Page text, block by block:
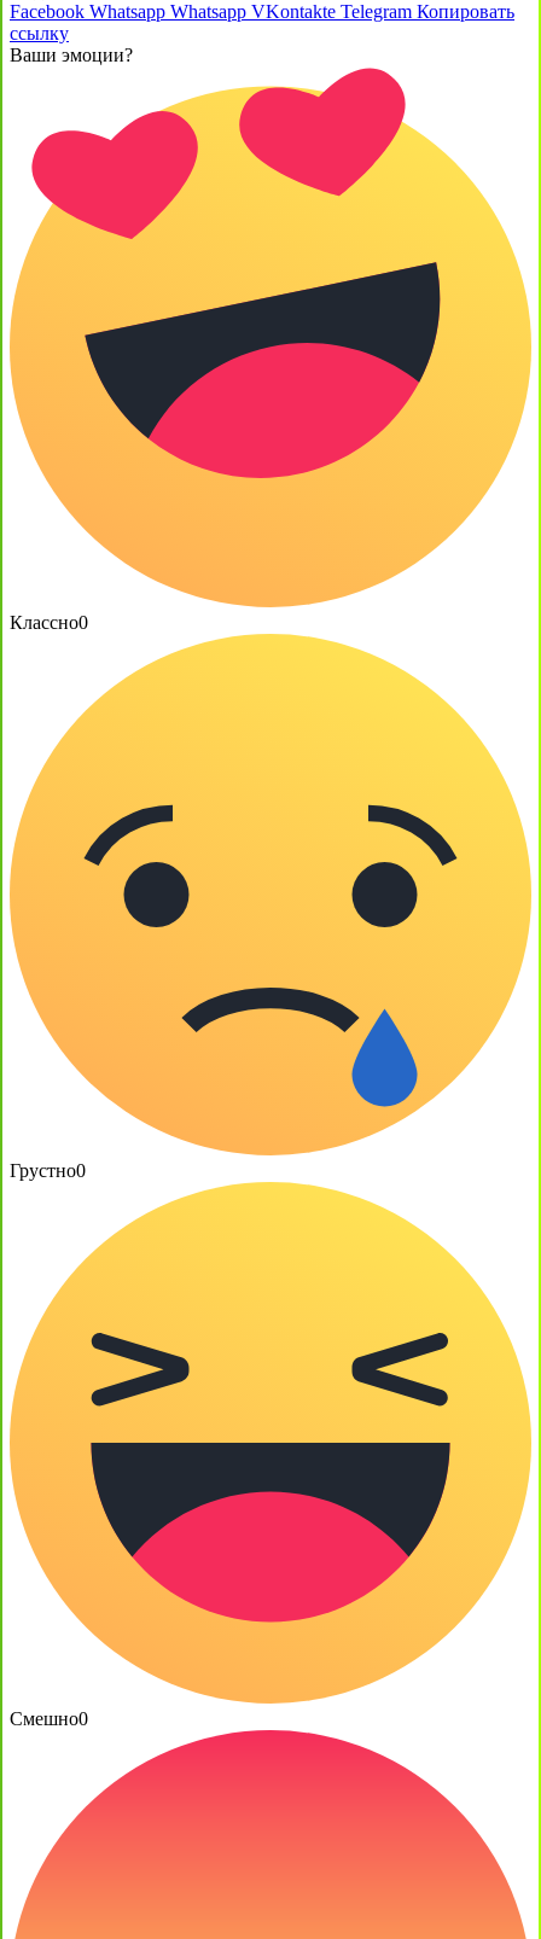
Facebook Whatsapp Whatsapp VKontakte Telegram Копировать
ссылку
Ваши эмоции?
Классно0
Грустно0
Смешно0